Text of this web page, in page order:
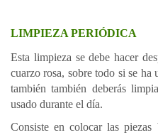
LIMPIEZA PERIÓDICA
Esta limpieza se debe hacer
cuarzo rosa, sobre todo si se ha
también también deberás
usado durante el día.
Consiste en colocar las